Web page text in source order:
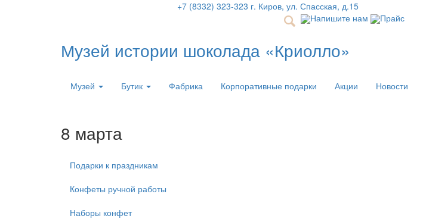
+7 (8332) 323-323 г. Киров, ул. Спасская, д.15
Напишите нам
Прайс
Музей истории шоколада «Криолло»
Музей Бутик Фабрика Корпоративные подарки Акции Новости
8 марта
Подарки к праздникам
Конфеты ручной работы
Наборы конфет